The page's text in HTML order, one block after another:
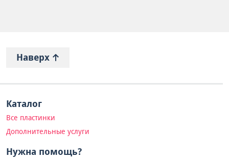
Наверх
Каталог
Все пластинки
Дополнительные услуги
Нужна помощь?